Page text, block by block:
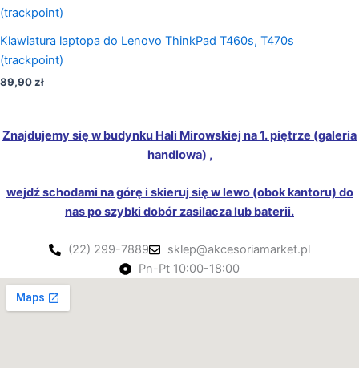
Klawiatura laptopa do Lenovo ThinkPad T460s, T470s
(trackpoint)
89,90zł
Znajdujemy się w budynku Hali Mirowskiej na 1. piętrze (galeria
handlowa) ,
wejdź schodami na górę i skieruj się w lewo (obok kantoru) do
nas po szybki dobór zasilacza lub baterii.
(22) 299-7889
sklep@akcesoriamarket.pl
Pn-Pt 10:00-18:00